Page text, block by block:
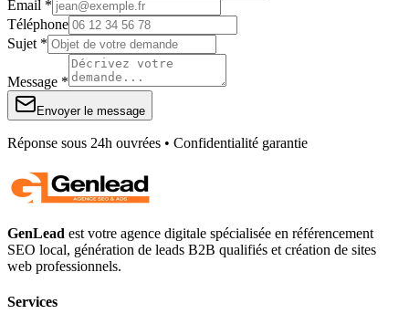
Email *
Téléphone
Sujet *
Message *
Envoyer le message
Réponse sous 24h ouvrées • Confidentialité garantie
GenLead est votre agence digitale spécialisée en référencement
SEO local, génération de leads B2B qualifiés et création de sites
web professionnels.
Services